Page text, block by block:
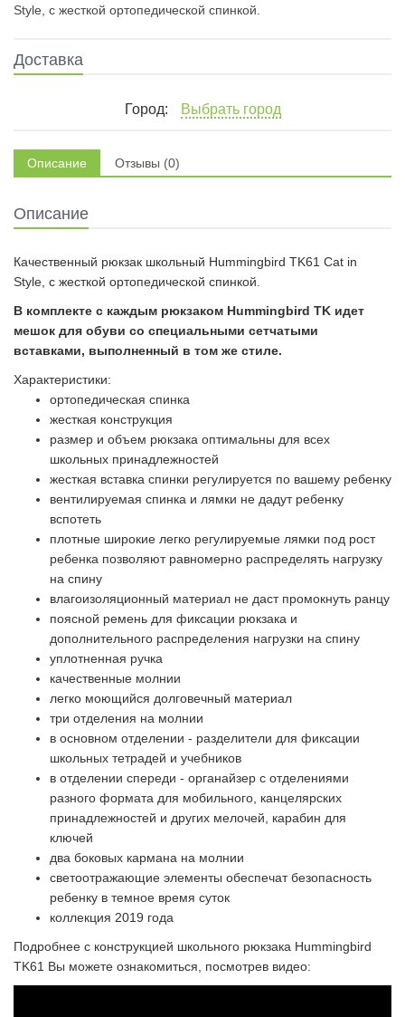
Style, с жесткой ортопедической спинкой.
Доставка
Город: Выбрать город
Описание Отзывы (0)
Описание
Качественный рюкзак школьный Hummingbird TK61 Cat in
Style, с жесткой ортопедической спинкой.
В комплекте с каждым рюкзаком Hummingbird TK идет
мешок для обуви со специальными сетчатыми
вставками, выполненный в том же стиле.
Характеристики:
ортопедическая спинка
жесткая конструкция
размер и объем рюкзака оптимальны для всех
школьных принадлежностей
жесткая вставка спинки регулируется по вашему ребенку
вентилируемая спинка и лямки не дадут ребенку
вспотеть
плотные широкие легко регулируемые лямки под рост
ребенка позволяют равномерно распределять нагрузку
на спину
влагоизоляционный материал не даст промокнуть ранцу
поясной ремень для фиксации рюкзака и
дополнительного распределения нагрузки на спину
уплотненная ручка
качественные молнии
легко моющийся долговечный материал
три отделения на молнии
в основном отделении - разделители для фиксации
школьных тетрадей и учебников
в отделении спереди - органайзер с отделениями
разного формата для мобильного, канцелярских
принадлежностей и других мелочей, карабин для
ключей
два боковых кармана на молнии
светоотражающие элементы обеспечат безопасность
ребенку в темное время суток
коллекция 2019 года
Подробнее с конструкцией школьного рюкзака Hummingbird
TK61 Вы можете ознакомиться, посмотрев видео: